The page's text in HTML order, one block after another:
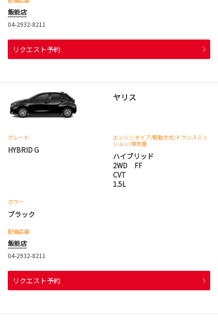
飯能店
04-2932-8211
リクエスト予約
ヤリス
グレード
HYBRID G
エンジンタイプ/駆動方式/トランスミッ
ション/排気量
ハイブリッド
2WD FF
CVT
1.5L
カラー
ブラック
配備店舗
飯能店
04-2932-8211
リクエスト予約